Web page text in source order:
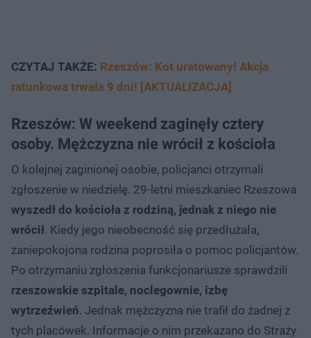
CZYTAJ TAKŻE: Rzeszów: Kot uratowany! Akcja
ratunkowa trwała 9 dni! [AKTUALIZACJA]
Rzeszów: W weekend zaginęły cztery
osoby. Mężczyzna nie wrócił z kościoła
O kolejnej zaginionej osobie, policjanci otrzymali
zgłoszenie w niedzielę. 29-letni mieszkaniec Rzeszowa
wyszedł do kościoła z rodziną, jednak z niego nie
wrócił. Kiedy jego nieobecność się przedłużała,
zaniepokojona rodzina poprosiła o pomoc policjantów.
Po otrzymaniu zgłoszenia funkcjonariusze sprawdzili
rzeszowskie szpitale, noclegownie, izbę
wytrzeźwień. Jednak mężczyzna nie trafił do żadnej z
tych placówek. Informacje o nim przekazano do Straży